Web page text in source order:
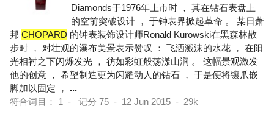
Diamonds于1976年上市时 ， 其在钻石表盘上
的空前突破设计 ， 于钟表界掀起革命 。 某日萧
邦 CHOPARD 的钟表装饰设计师Ronald Kurowski在黑森林散
步时 ， 对壮观的瀑布美景表示赞叹 ： 飞洒溅沫的水花 ， 在阳
光相衬之下闪烁发光 ， 彷如彩虹般荡漾山涧 。 这幅景观激发
他的创意 ， 希望制造更为闪耀动人的钻石 ， 于是便将镶爪嵌
脚加以固定 ， ...
符合词目： 1 - 记分 75 - 12 Jun 2015 - 29k